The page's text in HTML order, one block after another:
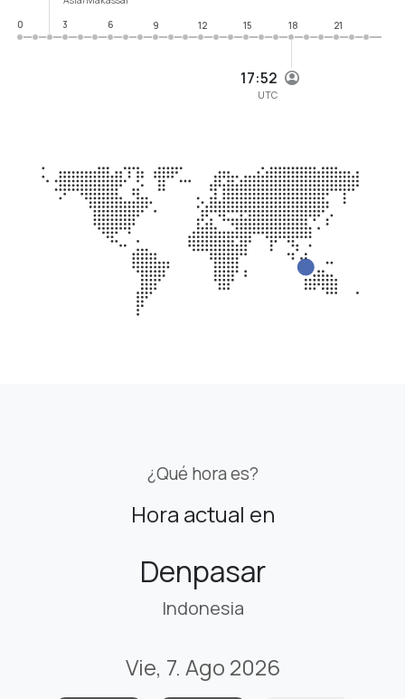
17:52
UTC
0
3 6 9 12 15 18 21
¿Qué hora es?
Hora actual en
Denpasar
Indonesia
Vie, 7. Ago 2026